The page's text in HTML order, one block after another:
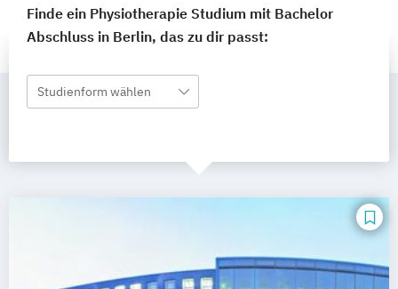
Finde ein Physiotherapie Studium mit Bachelor
Abschluss in Berlin, das zu dir passt:
Studienform wählen